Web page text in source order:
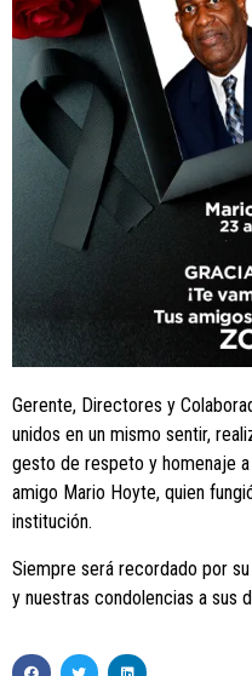
Gerente, Directores y
unidos en un mismo sentir,
gesto de respeto y homenaje
amigo Mario Hoyte, quien
institución.
Siempre será recordado por
y nuestras condolencias a sus